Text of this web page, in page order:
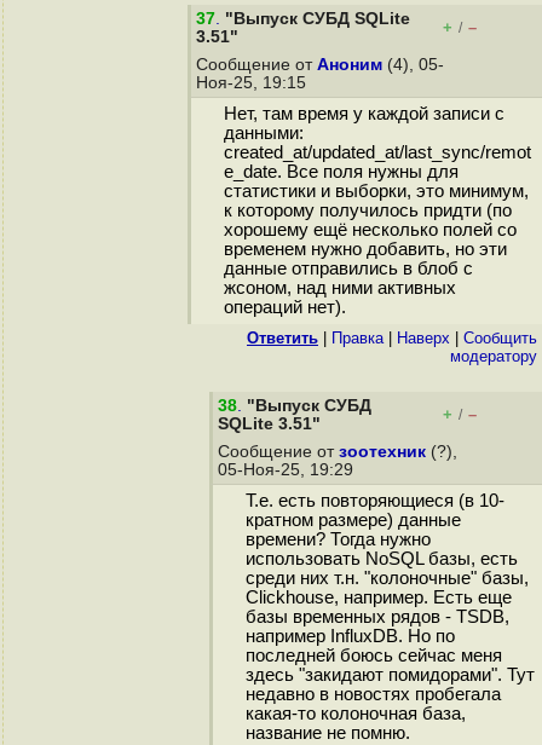
37. "Выпуск СУБД SQLite
3.51"
+ / –
Сообщение от Аноним (4), 05-
Ноя-25, 19:15
Нет, там время у каждой записи с
данными:
created_at/updated_at/last_sync/remot
e_date. Все поля нужны для
статистики и выборки, это минимум,
к которому получилось придти (по
хорошему ещё несколько полей со
временем нужно добавить, но эти
данные отправились в блоб с
жсоном, над ними активных
операций нет).
Ответить Правка| Наверх
Cообщить
модератору
38. "Выпуск СУБД
SQLite 3.51"
+ / –
Сообщение от зоотехник (?),
05-Ноя-25, 19:29
Т.е. есть повторяющиеся (в 10-
кратном размере) данные
времени? Тогда нужно
использовать NoSQL базы, есть
среди них т.н. "колоночные" базы,
Clickhouse, например. Есть еще
базы временных рядов - TSDB,
например InfluxDB. Но по
последней боюсь сейчас меня
здесь "закидают помидорами". Тут
недавно в новостях пробегала
какая-то колоночная база,
название не помню.